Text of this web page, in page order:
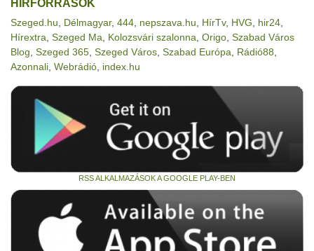
HÍRFORRÁSOK
Szeged.hu Délmagyar, 444 nepszava.hu HírTv, HVG hir24
Hírextra Szeged Ma Kolozsvári szalonna Origo Szabad Város
Blog Szeged 365 Szeged Város Szabad Európa Rádió88
Azonnali Webrádió index.hu
RSS ALKALMAZÁSOK A GOOGLE PLAY-BEN